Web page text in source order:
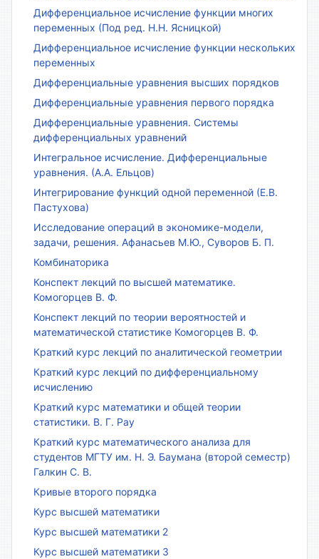
Дифференциальное исчисление функции многих
переменных (Под ред. Н.Н. Ясницкой)
Дифференциальное исчисление функции нескольких
переменных
Дифференциальные уравнения высших порядков
Дифференциальные уравнения первого порядка
Дифференциальные уравнения. Системы
дифференциальных уравнений
Интегральное исчисление. Дифференциальные
уравнения. (А.А. Ельцов)
Интегрирование функций одной переменной (Е.В.
Пастухова)
Исследование операций в экономике-модели,
задачи, решения. Афанасьев М.Ю., Суворов Б. П.
Комбинаторика
Конспект лекций по высшей математике.
Комогорцев В. Ф.
Конспект лекций по теории вероятностей и
математической статистике Комогорцев В. Ф.
Краткий курс лекций по аналитической геометрии
Краткий курс лекций по дифференциальному
исчислению
Краткий курс математики и общей теории
статистики. В. Г. Рау
Краткий курс математического анализа для
студентов МГТУ им. Н. Э. Баумана (второй семестр)
Галкин С. В.
Кривые второго порядка
Курс высшей математики
Курс высшей математики 2
Курс высшей математики 3